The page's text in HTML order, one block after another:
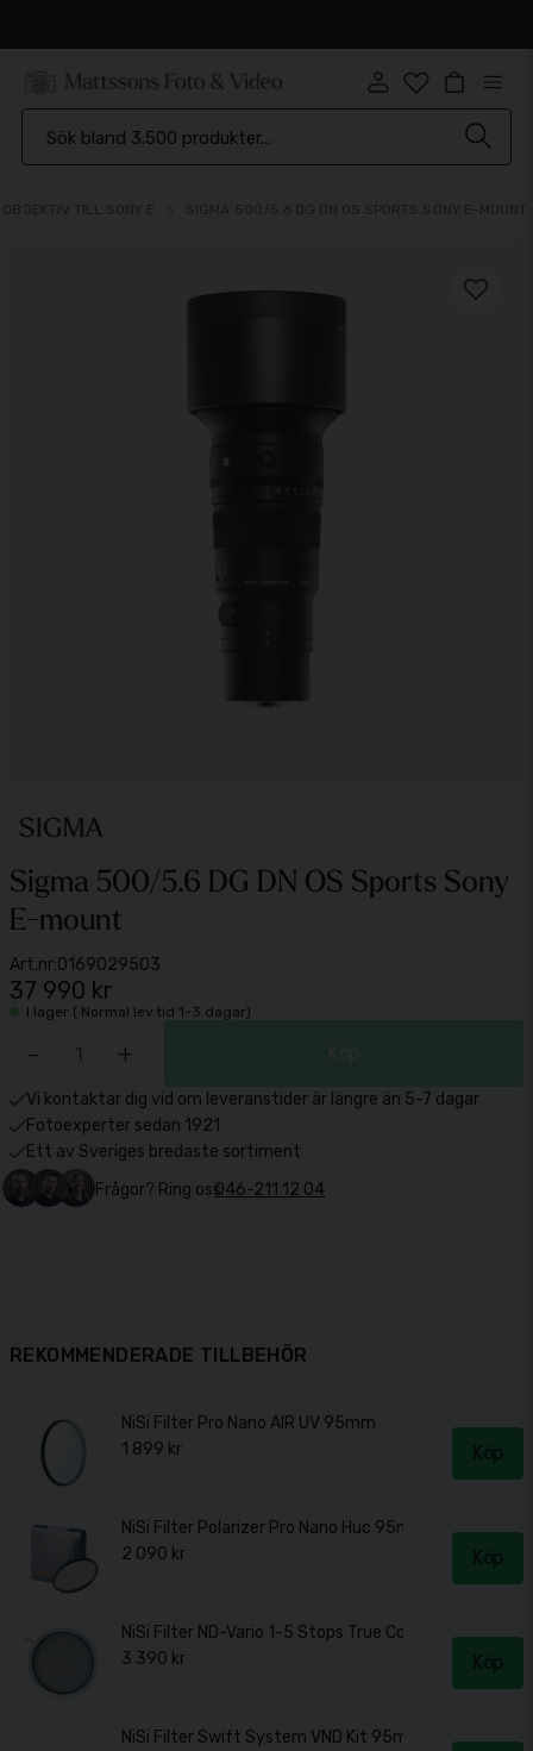
Sigma 500/5.6 DG DN OS Sports Sony
E-mount
Art.nr:0169029503
37 990 kr
I lager ( Normal lev.tid 1-3 dagar)
- +
Vi kontaktar dig vid om leveranstider är längre än 5-7 dagar
Fotoexperter sedan 1921
Ett av Sveriges bredaste sortiment
Frågor? Ring oss046-211 12 04
REKOMMENDERADE TILLBEHÖR
NiSi Filter Pro Nano AIR UV 95mm
1 899 kr
Köp
NiSi Filter Polarizer Pro Nano Huc 95mm
2 090 kr
Köp
NiSi Filter ND-Vario 1-5 Stops True Color 95mm
3 390 kr
Köp
NiSi Filter Swift System VND Kit 95mm